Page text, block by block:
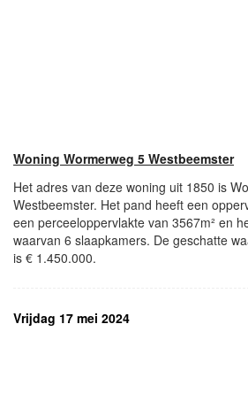
Woning Wormerweg 5 Westbeemster
Het adres van deze woning uit 1850 is
Westbeemster. Het pand heeft een
een perceeloppervlakte van 3567m² en
waarvan 6 slaapkamers. De geschatte
is € 1.450.000.
Vrijdag 17 mei 2024